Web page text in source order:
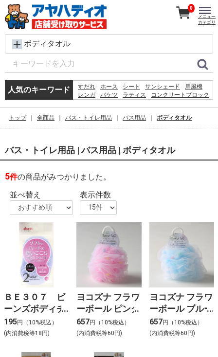
ボディタオル
人気のキーワード すだれ ホース シート サンシェード
扇風機
レンガ
バケツ ラティス
コンクリートブロック
水
木材 砂利 カーテン
0
メニュー
カテゴリ
トップ 全商品 バス・トイレ用品 バス用品 ボディタオル
バス・トイレ用品 | バス用品 | ボディタオル
5件の商品がみつかりました。
並べ替え
表示件数
ＢＥ３０７ ビ
ーンズボディチ
ャーミー ブル
ー
195円（10%税込）
(内消費税等18円)
ヨコズナ フラワ
ーボール ピンク
657円（10%税込）
(内消費税等60円)
ヨコズナ フラワ
ーボール ブルー
657円（10%税込）
(内消費税等60円)